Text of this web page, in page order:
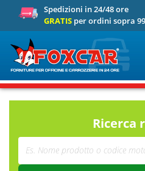
Spedizioni in 24/48 ore
GRATIS per ordini sopra
Ricerca